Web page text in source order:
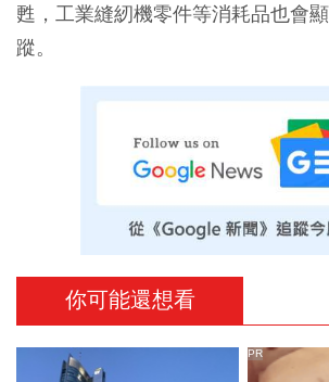
甦，工業縫紉機零件等消耗品也會
蹤。
你可能還想看
PR